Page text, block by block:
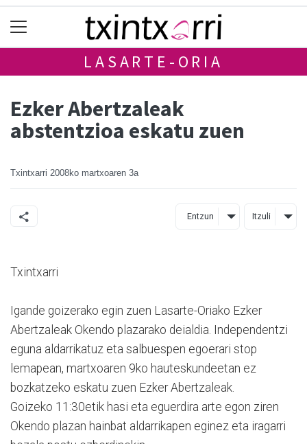
LASARTE-ORIA
Ezker Abertzaleak
abstentzioa eskatu zuen
Txintxarri 2008ko martxoaren 3a
Entzun Itzuli
Txintxarri
Igande goizerako egin zuen Lasarte-Oriako Ezker
Abertzaleak Okendo plazarako deialdia. Independentzi
eguna aldarrikatuz eta salbuespen egoerari stop
lemapean, martxoaren 9ko hauteskundeetan ez
bozkatzeko eskatu zuen Ezker Abertzaleak.
Goizeko 11:30etik hasi eta eguerdira arte egon ziren
Okendo plazan hainbat aldarrikapen eginez eta iragarri